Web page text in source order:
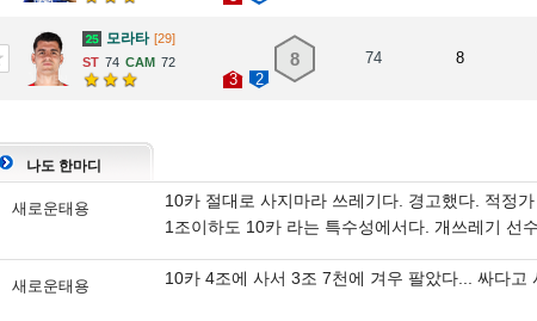
모라타 [29]
74
72
3 2
8 74 8
나도 한마디
새로운태용
10카 절대로 사지마라 쓰레기다. 경고했다. 적정
1조이하도 10카 라는 특수성에서다. 개쓰레기 선
새로운태용 10카 4조에 사서 3조 7천에 겨우 팔았다... 싸다고